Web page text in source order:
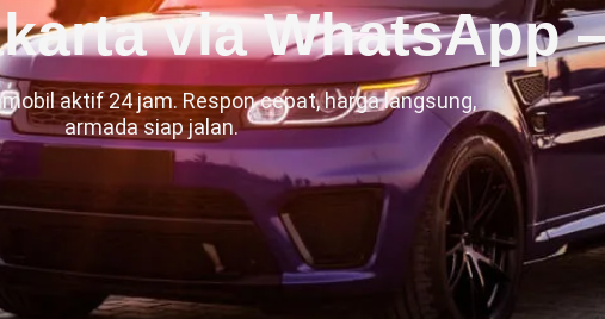
via WhatsApp
aktif 24 jam. Respon cepat, harga langsung,
armada siap jalan.